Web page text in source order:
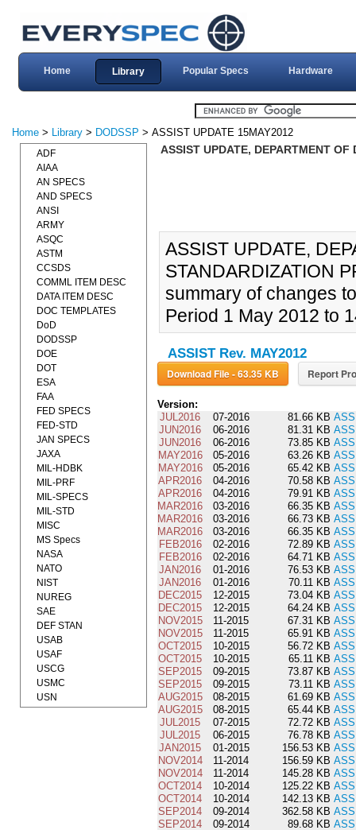
Home Library Popular Specs Hardware
Home > Library > DODSSP > ASSIST UPDATE 15MAY2012
ASSIST UPDATE, DEPARTMENT
ASSIST UPDATE,
STANDARDIZATION
summary of changes
Period 1 May 2012 to
ASSIST Rev. MAY2012
Download File - 63.35 KB Report
Version:
JUL2016
07-2016 81.66 KB
JUN2016
06-2016 81.31 KB
JUN2016
06-2016 73.85 KB
MAY2016
05-2016 63.26 KB
MAY2016
05-2016 65.42 KB
APR2016
04-2016 70.58 KB
APR2016
04-2016 79.91 KB
MAR2016
03-2016 66.35 KB
MAR2016
03-2016 66.73 KB
MAR2016
03-2016 66.35 KB
FEB2016
02-2016 72.89 KB
FEB2016
02-2016 64.71 KB
JAN2016
01-2016 76.53 KB
JAN2016
01-2016 70.11 KB
DEC2015
12-2015 73.04 KB
DEC2015
12-2015 64.24 KB
NOV2015
11-2015 67.31 KB
NOV2015
11-2015 65.91 KB
OCT2015
10-2015 56.72 KB
OCT2015
10-2015 65.11 KB
SEP2015
09-2015 73.87 KB
SEP2015
09-2015 73.11 KB
AUG2015
08-2015 61.69 KB
AUG2015
08-2015 65.44 KB
JUL2015
07-2015 72.72 KB
JUL2015
06-2015 76.78 KB
JAN2015
01-2015 156.53 KB
NOV2014
11-2014 156.59 KB
NOV2014
11-2014 145.28 KB
OCT2014
10-2014 125.22 KB
OCT2014
10-2014 142.13 KB
SEP2014
09-2014 362.58 KB
SEP2014
09-2014 89.68 KB
ADF
AIAA
AN SPECS
AND SPECS
ANSI
ARMY
ASQC
ASTM
CCSDS
COMML ITEM DESC
DATA ITEM DESC
DOC TEMPLATES
DoD
DODSSP
DOE
DOT
ESA
FAA
FED SPECS
FED-STD
JAN SPECS
JAXA
MIL-HDBK
MIL-PRF
MIL-SPECS
MIL-STD
MISC
MS Specs
NASA
NATO
NIST
NUREG
SAE
DEF STAN
USAB
USAF
USCG
USMC
USN